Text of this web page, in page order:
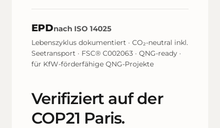
EPDnach ISO 14025
Lebenszyklus dokumentiert · CO₂-neutral inkl.
See­transport · FSC® C002063 · QNG-ready ·
für KfW-förderfähige QNG-Projekte
Verifiziert auf der
COP21 Paris.